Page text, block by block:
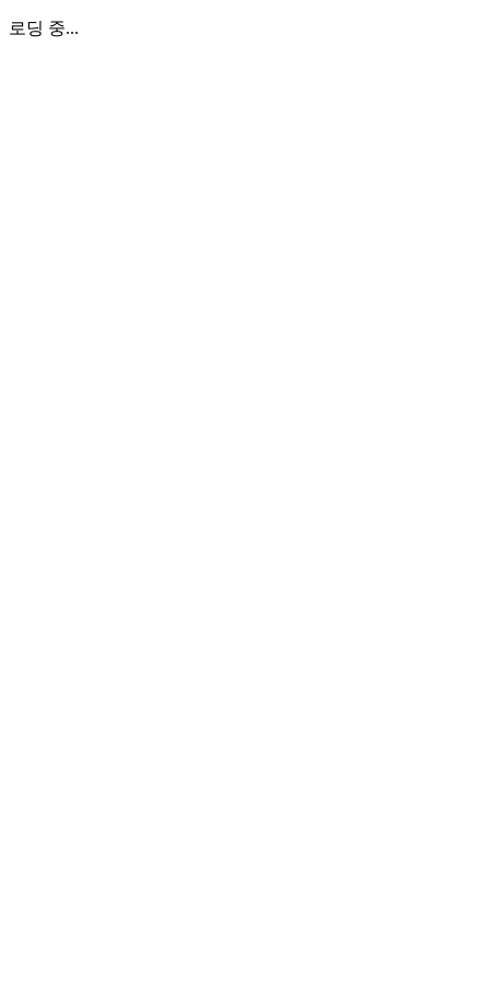
로딩 중...